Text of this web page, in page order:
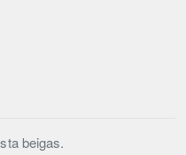
beigas.